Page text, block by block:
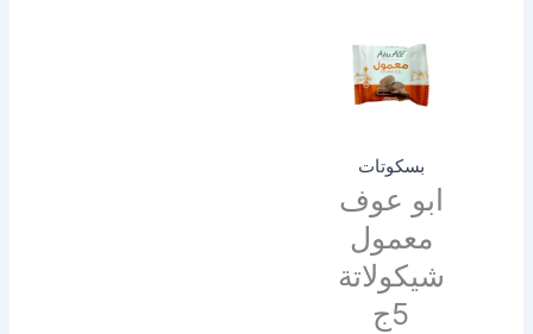
بسكوتات
ابو عوف
معمول
شيكولاتة
5ج